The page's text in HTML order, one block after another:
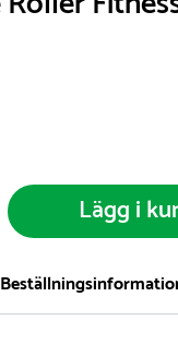
Lägg i